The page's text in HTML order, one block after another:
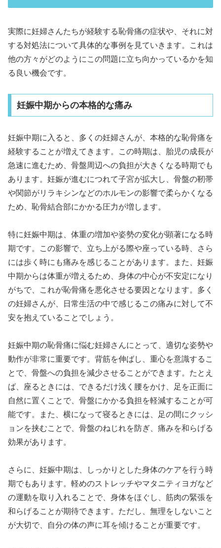
実際に妊婦さんたちが経験する恥骨痛の症状や、それに対
する対処法について具体的な事例を見ていきます。これは
他の方々がどのようにこの問題に立ち向かっているかを知
る良い機会です。
妊娠中期からの本格的な痛み
妊娠中期に入ると、多くの妊婦さんが、本格的な恥骨痛を
経験することが増えてきます。この時期は、胎児の成長が
急速に進むため、骨盤周辺への負担が大きくなる時期でも
あります。妊娠が進むにつれて子宮が拡大し、骨盤の靭帯
や関節がリラキシンなどのホルモンの影響で柔らかくなる
ため、恥骨結合部にかかる圧力が増します。
特に妊娠中期は、体重の増加や姿勢の変化が顕著になる時
期です。この影響で、立ち上がる際や座っている時、さら
には歩く時にも痛みを感じることがあります。また、妊娠
中期からは体重が増えるため、身体の中心が不安定になり
がちで、これが恥骨痛を悪化させる要因となります。多く
の妊婦さんが、日常生活の中で感じるこの痛みに対して不
安を抱えていることでしょう。
妊娠中期の恥骨痛に悩む妊婦さんにとって、適切な姿勢や
動作が非常に重要です。背筋を伸ばし、重心を意識するこ
とで、骨盤への負担を減少させることができます。たとえ
ば、座るときには、できるだけ浅く腰をかけ、足を正面に
自然に置くことで、骨盤にかかる負担を軽減することが可
能です。また、横になって寝るときには、足の間にクッシ
ョンを挟むことで、骨盤のねじれを防ぎ、痛みを和らげる
効果があります。
さらに、妊娠中期は、しっかりとした身体のケアを行う時
期でもあります。軽めのストレッチやマタニティヨガなど
の運動を取り入れることで、身体をほぐし、筋肉の緊張を
和らげることが期待できます。ただし、無理をしないこと
が大切で、自分の体の声に耳を傾けることが重要です。